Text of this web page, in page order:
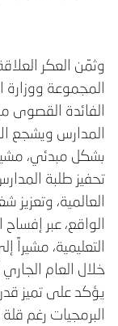
وثمّن العكر
المجموعة ووزارة
الفائدة القصوى
المدارس ويشجع
بشكل مبدئي،
تحفيز طلبة
العالمية،
الواقع، عبر
التعليمية،
خلال العام
يؤكد على تميز
البرمجيات رغم